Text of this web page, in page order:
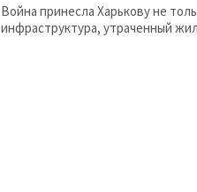
Война принесла Харькову не
инфраструктура, утраченный